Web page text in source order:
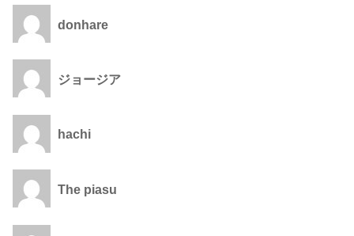
donhare
ジョージア
hachi
The piasu